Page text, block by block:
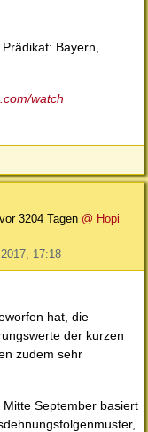
Bayern,
watch
vor 3204 Tagen @ Hopi
17:18
hat, die
der kurzen
zudem sehr
September basiert